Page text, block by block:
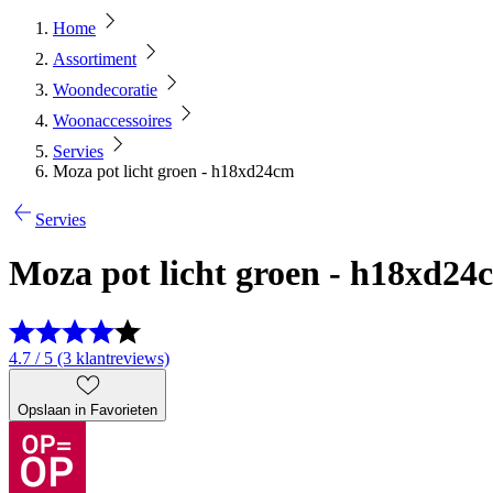
Home
Assortiment
Woondecoratie
Woonaccessoires
Servies
Moza pot licht groen - h18xd24cm
Servies
Moza pot licht groen -
4.7 / 5 (3 klantreviews)
Opslaan in Favorieten